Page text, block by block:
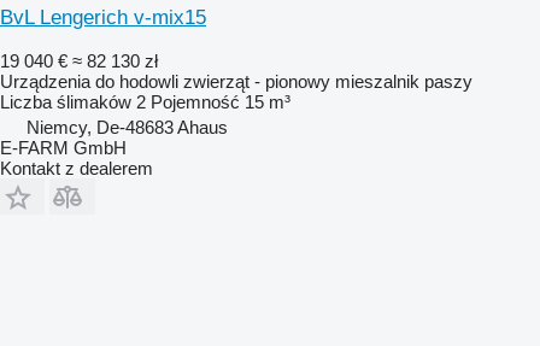
BvL Lengerich v-mix15
19 040 € ≈ 82 130 zł
Urządzenia do hodowli zwierząt - pionowy mieszalnik paszy
Liczba ślimaków 2 Pojemność 15 m³
Niemcy, De-48683 Ahaus
E-FARM GmbH
Kontakt z dealerem